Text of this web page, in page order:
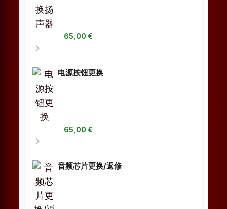
65,00 €
chevron_right
电源按钮更换
65,00 €
chevron_right
音频芯片更换/返修